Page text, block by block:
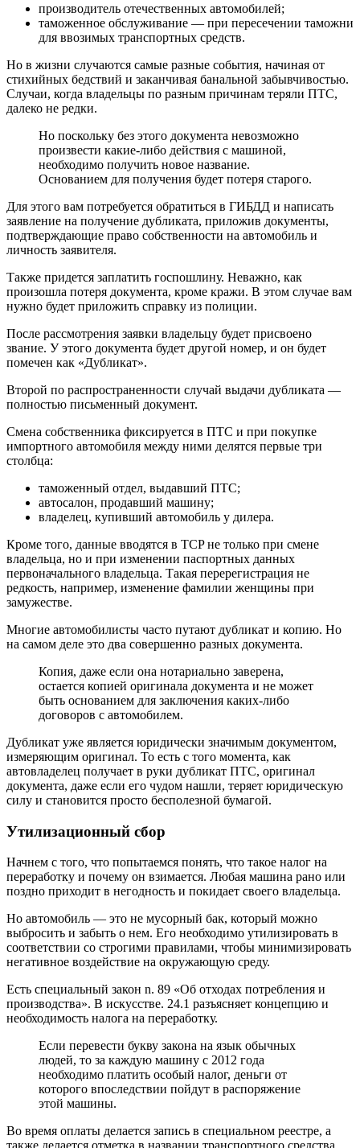
производитель отечественных автомобилей;
таможенное обслуживание — при пересечении таможни
для ввозимых транспортных средств.
Но в жизни случаются самые разные события, начиная от
стихийных бедствий и заканчивая банальной забывчивостью.
Случаи, когда владельцы по разным причинам теряли ПТС,
далеко не редки.
Но поскольку без этого документа невозможно
произвести какие-либо действия с машиной,
необходимо получить новое название.
Основанием для получения будет потеря старого.
Для этого вам потребуется обратиться в ГИБДД и написать
заявление на получение дубликата, приложив документы,
подтверждающие право собственности на автомобиль и
личность заявителя.
Также придется заплатить госпошлину. Неважно, как
произошла потеря документа, кроме кражи. В этом случае вам
нужно будет приложить справку из полиции.
После рассмотрения заявки владельцу будет присвоено
звание. У этого документа будет другой номер, и он будет
помечен как «Дубликат».
Второй по распространенности случай выдачи дубликата —
полностью письменный документ.
Смена собственника фиксируется в ПТС и при покупке
импортного автомобиля между ними делятся первые три
столбца:
таможенный отдел, выдавший ПТС;
автосалон, продавший машину;
владелец, купивший автомобиль у дилера.
Кроме того, данные вводятся в TCP не только при смене
владельца, но и при изменении паспортных данных
первоначального владельца. Такая перерегистрация не
редкость, например, изменение фамилии женщины при
замужестве.
Многие автомобилисты часто путают дубликат и копию. Но
на самом деле это два совершенно разных документа.
Копия, даже если она нотариально заверена,
остается копией оригинала документа и не может
быть основанием для заключения каких-либо
договоров с автомобилем.
Дубликат уже является юридически значимым документом,
измеряющим оригинал. То есть с того момента, как
автовладелец получает в руки дубликат ПТС, оригинал
документа, даже если его чудом нашли, теряет юридическую
силу и становится просто бесполезной бумагой.
Утилизационный сбор
Начнем с того, что попытаемся понять, что такое налог на
переработку и почему он взимается. Любая машина рано или
поздно приходит в негодность и покидает своего владельца.
Но автомобиль — это не мусорный бак, который можно
выбросить и забыть о нем. Его необходимо утилизировать в
соответствии со строгими правилами, чтобы минимизировать
негативное воздействие на окружающую среду.
Есть специальный закон n. 89 «Об отходах потребления и
производства». В искусстве. 24.1 разъясняет концепцию и
необходимость налога на переработку.
Если перевести букву закона на язык обычных
людей, то за каждую машину с 2012 года
необходимо платить особый налог, деньги от
которого впоследствии пойдут в распоряжение
этой машины.
Во время оплаты делается запись в специальном реестре, а